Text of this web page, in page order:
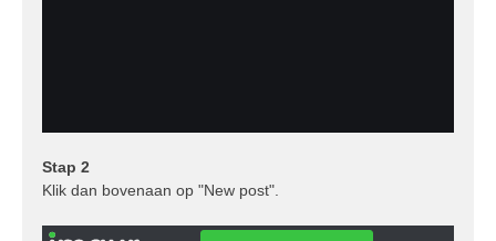
Stap 2
Klik dan bovenaan op "New post".